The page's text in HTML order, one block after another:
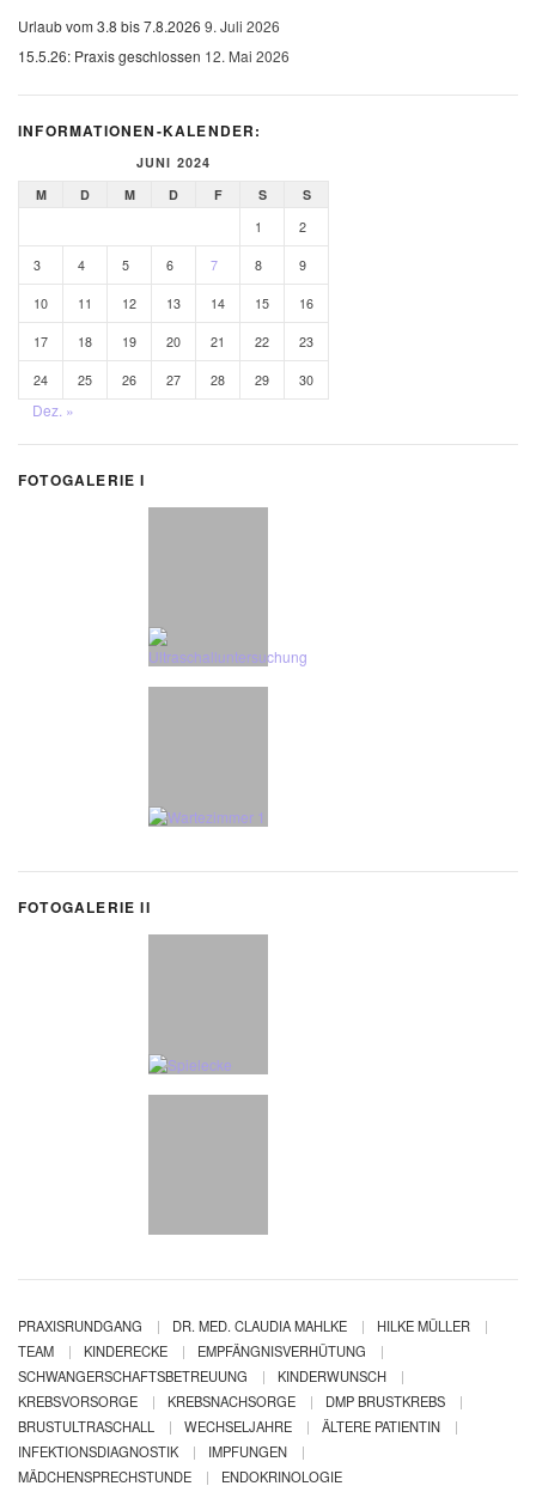
Urlaub vom 3.8 bis 7.8.2026 9. Juli 2026
15.5.26: Praxis geschlossen 12. Mai 2026
INFORMATIONEN-KALENDER:
JUNI 2024
M
D M D F S
S
1
2
3 4 5 6 7 8 9
10 11 12 13 14 15 16
17 18 19 20 21 22 23
24 25 26 27 28 29 30
Dez. »
FO­TO­GA­LE­RIE I
FO­TO­GA­LE­RIE II
PRAXISRUNDGANG DR. MED. CLAUDIA MAHLKE
HILKE MÜLLER
TEAM
KINDERECKE
EMPFÄNGNISVERHÜTUNG
SCHWANGERSCHAFTSBETREUUNG
KINDERWUNSCH
KREBSVORSORGE
KREBSNACHSORGE
DMP BRUSTKREBS
BRUSTULTRASCHALL
WECHSELJAHRE
ÄLTERE PATIENTIN
INFEKTIONSDIAGNOSTIK
IMPFUNGEN
MÄDCHENSPRECHSTUNDE
ENDOKRINOLOGIE